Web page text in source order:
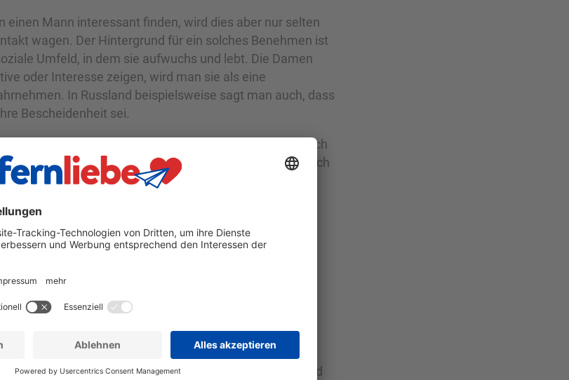
einen Mann interessant finden, wird dies aber nur selten
wagen. Der Hintergrund für ein solches Benehmen ist
Umfeld, in dem sie aufwuchs und lebt. Die Damen
oder Interesse zeigen, wird man sie als eine
In Russland beispielsweise sagt man auch, dass
Bescheidenheit sei.
die selbst Initiative zeigen. Aber wenn Du noch
erzielt hast, stell Dir selbst die Frage: Schreibe ich
warte und hoffe ich auf eine Reaktion?!
Mann, der zuerst schreibt, ist in den Augen einer
und dominanter Mann. Für Damen, die ein
haben, ist dies sehr wichtig!
des Online-Kennenlernes ist die schriftliche
interessante Briefe schreiben zu können und sich
Dialog kennenzulernen. Die
erste Nachrichtspielt eine
man sich für die ersten Worte gibt, desto höher sind